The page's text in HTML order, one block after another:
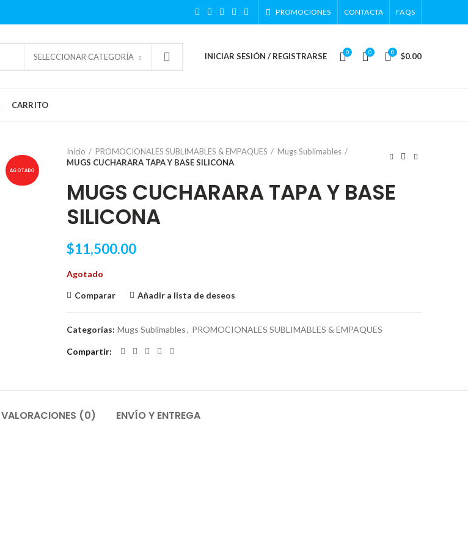
PROMOCIONES CONTACTA FAQS
SELECCIONAR CATEGORÍA INICIAR SESIÓN / REGISTRARSE 0 0 0 $0.00
CARRITO
AGOTADO
Inicio
PROMOCIONALES SUBLIMABLES & EMPAQUES
Mugs Sublimables
MUGS CUCHARARA TAPA Y BASE SILICONA
MUGS CUCHARARA TAPA Y BASE
SILICONA
$11,500.00
Agotado
Comparar Añadir a lista de deseos
Categorías: Mugs Sublimables, PROMOCIONALES SUBLIMABLES & EMPAQUES
Compartir
VALORACIONES (0) ENVÍO Y ENTREGA